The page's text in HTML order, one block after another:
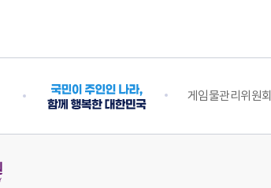
게임물관리위원회